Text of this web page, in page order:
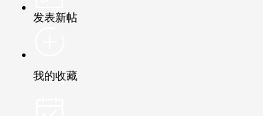
发表新帖
我的收藏